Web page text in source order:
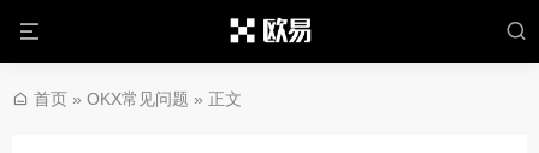
首页 » OKX常见问题 » 正文